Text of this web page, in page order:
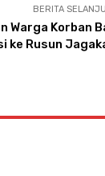
BERITA
Warga Korban
ke Rusun